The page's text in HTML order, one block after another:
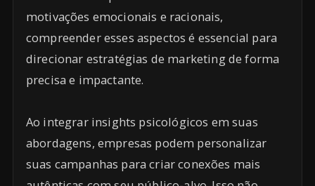
motivações emocionais e racionais,
compreender esses aspectos é essencial para
direcionar estratégias de marketing de forma
precisa e impactante.
Ao integrar insights psicológicos em suas
abordagens, empresas podem personalizar
suas campanhas para criar conexões mais